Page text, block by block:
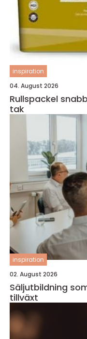
inspiration
04. August 2026
Rullspackel snabb väg till släta väggar och
tak
inspiration
02. August 2026
Säljutbildning
tillväxt